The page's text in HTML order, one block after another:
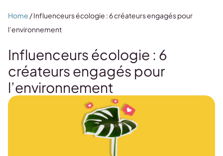
Influenceurs écologie : 6
créateurs engagés pour
l’environnement
Home /Influenceurs écologie : 6 créateurs engagés pour
l’environnement